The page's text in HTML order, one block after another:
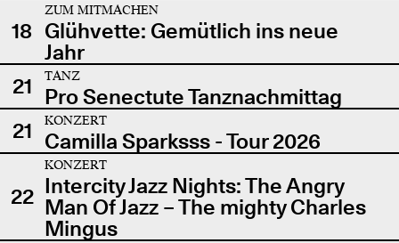
18
ZUM MITMACHEN
Glühvette: Gemütlich ins neue
Jahr
21
TANZ
Pro Senectute Tanznachmittag
21
KONZERT
Camilla Sparksss - Tour 2026
22
KONZERT
Intercity Jazz Nights: The Angry
Man Of Jazz – The mighty Charles
Mingus